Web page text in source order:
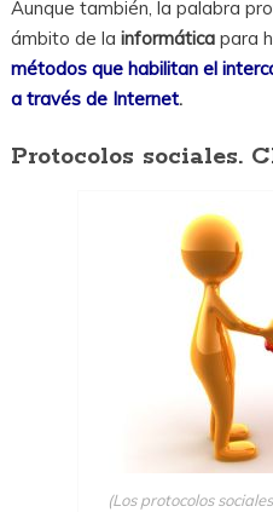
Aunque también, la palabra
ámbito de la informáticapara
métodos que habilitan el
a través de Internet.
Protocolos sociales.
(Los protocolos